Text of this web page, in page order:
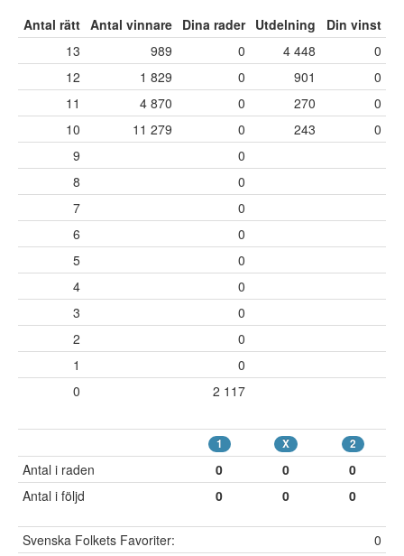
Antal rätt Antal vinnare Dina rader Utdelning
Din vinst
13
989 0 4 448
0
12
1 829 0 901
0
11
4 870 0 270
0
10
11 279 0 243
0
9
0
8
0
7
0
6
0
5
0
4
0
3
0
2
0
1
0
0
2 117
1 X 2
Antal i raden 0 0
0
Antal i följd
0 0 0
Svenska Folkets Favoriter:
0